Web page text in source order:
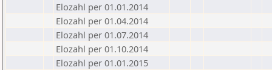
Elozahl per 01.01.2014
Elozahl per 01.04.2014
Elozahl per 01.07.2014
Elozahl per 01.10.2014
Elozahl per 01.01.2015